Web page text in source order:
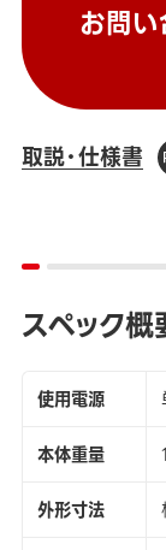
お問い
取説・仕様書
スペック概
使用電源
本体重量
外形寸法